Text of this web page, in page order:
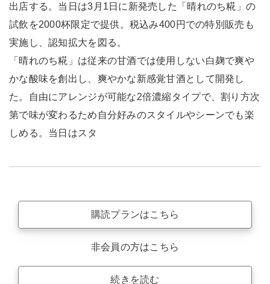
出店する。当日は3月1日に新発売した「晴れのち糀」の
試飲を2000杯限定で提供。税込み400円での特別販売も
実施し、認知拡大を図る。
「晴れのち糀」は従来の甘酒では使用しない白麹で爽や
かな酸味を創出し、爽やかな新感覚甘酒として開発し
た。自由にアレンジが可能な2倍濃縮タイプで、割り方次
第で味が変わるため自分好みのスタイルやシーンでも楽
しめる。当日はスタ
購読プランはこちら
非会員の方はこちら
続きを読む